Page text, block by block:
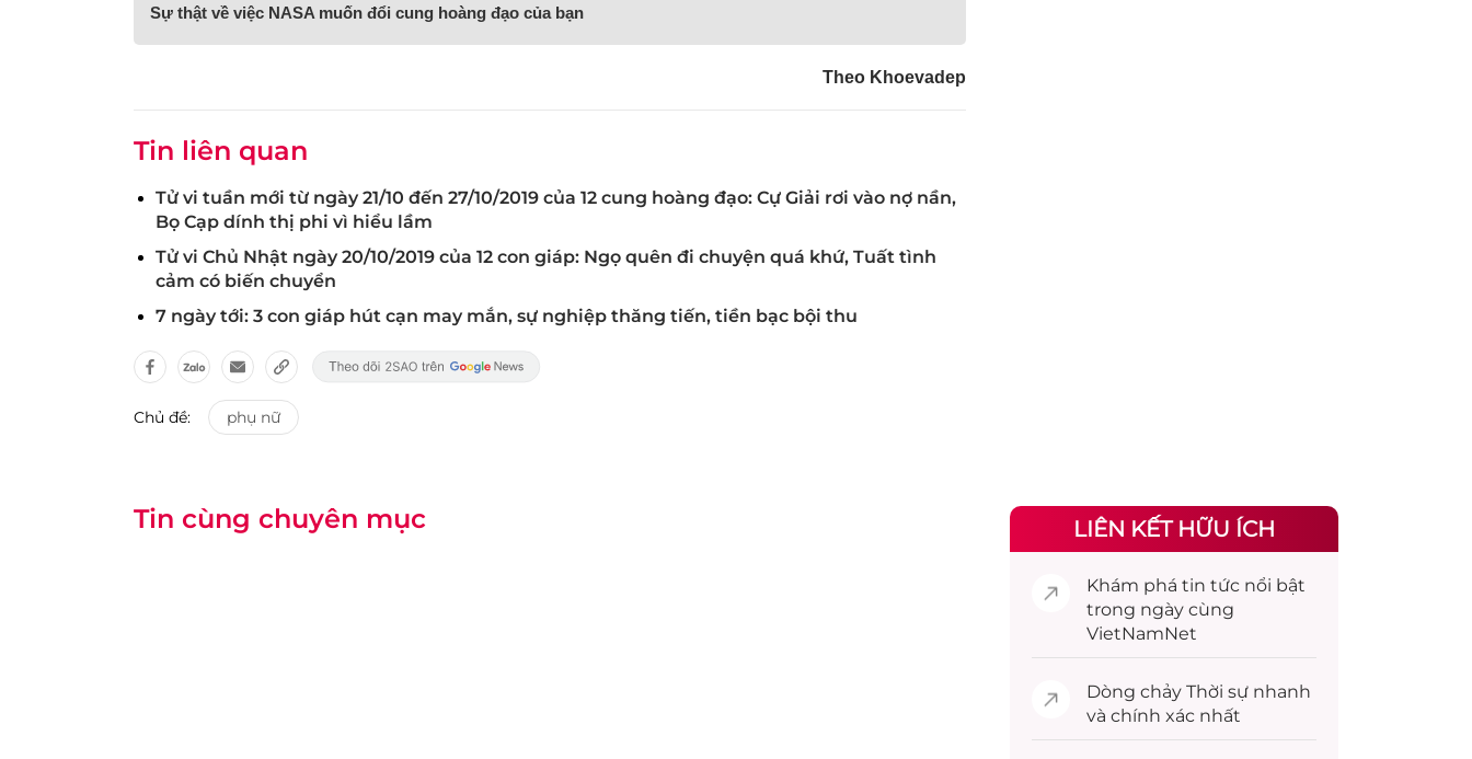
Sự thật về việc NASA muốn đổi cung hoàng đạo của bạn
Theo Khoevadep
Tin liên quan
Tử vi tuần mới từ ngày 21/10 đến 27/10/2019 của 12 cung hoàng đạo: Cự Giải rơi vào nợ nần,
Bọ Cạp dính thị phi vì hiểu lầm
Tử vi Chủ Nhật ngày 20/10/2019 của 12 con giáp: Ngọ quên đi chuyện quá khứ, Tuất tình
cảm có biến chuyển
7 ngày tới: 3 con giáp hút cạn may mắn, sự nghiệp thăng tiến, tiền bạc bội thu
Chủ đề: phụ nữ
Tin cùng chuyên mục LIÊN KẾT HỮU ÍCH
Khám phá tin tức nổi bật
trong ngày cùng
VietNamNet
Dòng chảy Thời sự nhanh
và chính xác nhất